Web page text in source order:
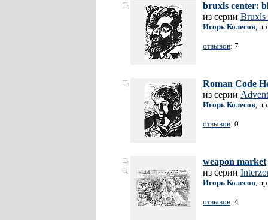
bruxls center:
из серии Bruxls
Игорь Колесов,
отзывов: 7
Roman Code
из серии
Игорь Колесов,
отзывов: 0
weapon market
из серии
Игорь Колесов,
отзывов: 4